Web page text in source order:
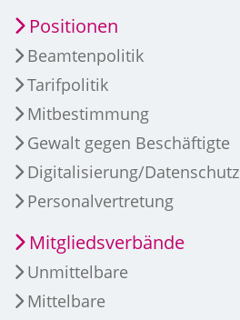
Positionen
Beamtenpolitik
Tarifpolitik
Mitbestimmung
Gewalt gegen Beschäftigte
Digitalisierung/Datenschutz
Personalvertretung
Mitgliedsverbände
Unmittelbare
Mittelbare